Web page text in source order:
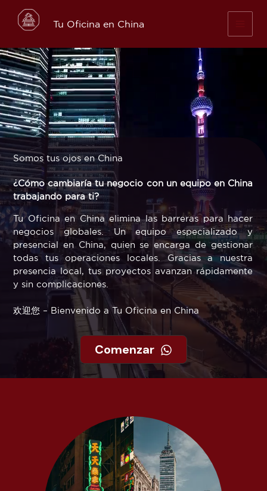
content
Tu Oficina en China
Somos tus ojos en China
¿Cómo cambiaría tu negocio con un equipo en China
trabajando para ti?
Tu Oficina en China elimina las barreras para hacer
negocios globales. Un equipo especializado y
presencial en China, quien se encarga de gestionar
todas tus operaciones locales. Gracias a nuestra
presencia local, tus proyectos avanzan rápidamente
y sin complicaciones.
欢迎您 – Bienvenido a Tu Oficina en China
Comenzar